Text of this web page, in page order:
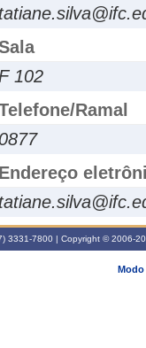
F 102
Ramal
0877
Endereço
3331-7800 | Copyright © 2006-
Modo